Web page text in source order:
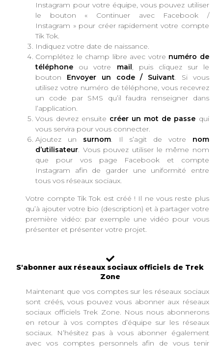
Instagram pour votre équipe, vous pouvez utiliser
le bouton « Continuer avec Facebook /
Instagram » pour créer rapidement votre compte
Tik Tok.
Indiquez votre date de naissance.
Complétez le champ libre avec votre numéro de
téléphone ou votre mail, puis cliquez sur le
bouton Envoyer un code / Suivant. Si vous
utilisez votre numéro de téléphone, vous recevrez
un code par SMS qu’il faudra renseigner dans
l’application.
Vous devrez ensuite créer un mot de passe qui
vous servira pour vous connecter.
Ajoutez un surnom. Il s’agit de votre nom
d’utilisateur. Vous pouvez utiliser le même nom
que pour vos page Facebook et compte
Instagram afin de garder une uniformité entre
tous vos réseaux sociaux.
Votre compte Tik Tok est créé ! Il ne vous reste plus
qu’à ajouter votre bio (description) et à partager votre
première vidéo: par exemple une vidéo pour vous
présenter et présenter votre projet.
S'abonner aux réseaux sociaux officiels de Trek
Zone
Maintenant que vos comptes sur les réseaux sociaux
sont créés, vous pouvez vous abonner aux réseaux
sociaux officiels Trek Zone. Nous nous abonnerons
en retour à vos comptes d’équipe sur les réseaux
sociaux. N’hésitez pas à vous abonner également
avec vos comptes personnels afin de vous tenir